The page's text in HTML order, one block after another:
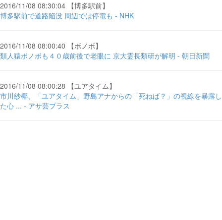
2016/11/08 08:30:04 【博多駅前】
博多駅前で道路陥没 周辺では停電も - NHK
2016/11/08 08:00:40 【ボノボ】
類人猿ボノボも４０歳前後で老眼に 京大霊長類研が解明 - 朝日新聞
2016/11/08 08:00:28 【ユアタイム】
市川紗椰、「ユアタイム」野島アナからの「死ねば？」の視線を暴露し
た心 ... - アサ芸プラス